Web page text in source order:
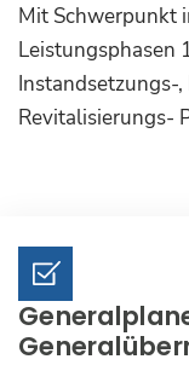
Mit Schwerpunkt
Leistungsphasen
Instandsetzungs-
Revitalisierungs-